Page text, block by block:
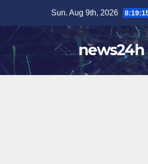
content
Sun. Aug 9th, 2026
news24h